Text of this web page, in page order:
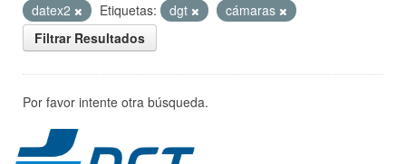
datex2
Etiquetas: dgt
cámaras
Filtrar Resultados
Por favor intente otra búsqueda.